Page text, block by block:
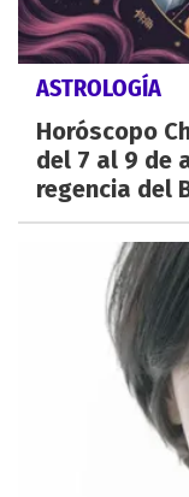
ASTROLOGÍA
Horóscopo
del 7 al 9 de
regencia del